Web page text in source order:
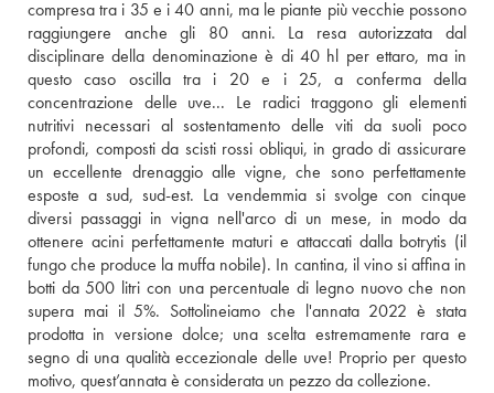
compresa tra i 35 e i 40 anni, ma le piante più vecchie possono
raggiungere anche gli 80 anni. La resa autorizzata dal
disciplinare della denominazione è di 40 hl per ettaro, ma in
questo caso oscilla tra i 20 e i 25, a conferma della
concentrazione delle uve... Le radici traggono gli elementi
nutritivi necessari al sostentamento delle viti da suoli poco
profondi, composti da scisti rossi obliqui, in grado di assicurare
un eccellente drenaggio alle vigne, che sono perfettamente
esposte a sud, sud-est. La vendemmia si svolge con cinque
diversi passaggi in vigna nell'arco di un mese, in modo da
ottenere acini perfettamente maturi e attaccati dalla botrytis (il
fungo che produce la muffa nobile). In cantina, il vino si affina in
botti da 500 litri con una percentuale di legno nuovo che non
supera mai il 5%. Sottolineiamo che l'annata 2022 è stata
prodotta in versione dolce; una scelta estremamente rara e
segno di una qualità eccezionale delle uve! Proprio per questo
motivo, quest’annata è considerata un pezzo da collezione.